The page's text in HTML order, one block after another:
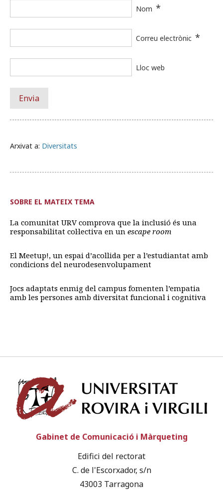
Arxivat a: Diversitats
Nom *
Correu electrònic *
Lloc web
SOBRE EL MATEIX TEMA
La comunitat URV comprova que la inclusió és una
responsabilitat col·lectiva en un escape room
El Meetup!, un espai d’acollida per a l’estudiantat amb
condicions del neurodesenvolupament
Jocs adaptats enmig del campus fomenten l’empatia
amb les persones amb diversitat funcional i cognitiva
Gabinet de Comunicació i Màrqueting
Edifici del rectorat
C. de l'Escorxador, s/n
43003 Tarragona